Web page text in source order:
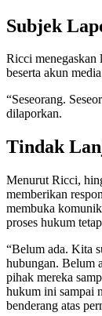
Subjek
Ricci menegaskan
beserta akun
“Seseorang.
dilaporkan.
Tindak
Menurut Ricci,
memberikan
membuka
proses hukum
“Belum ada. Kita
hubungan. Belum
pihak mereka
hukum ini sampai
benderang atas